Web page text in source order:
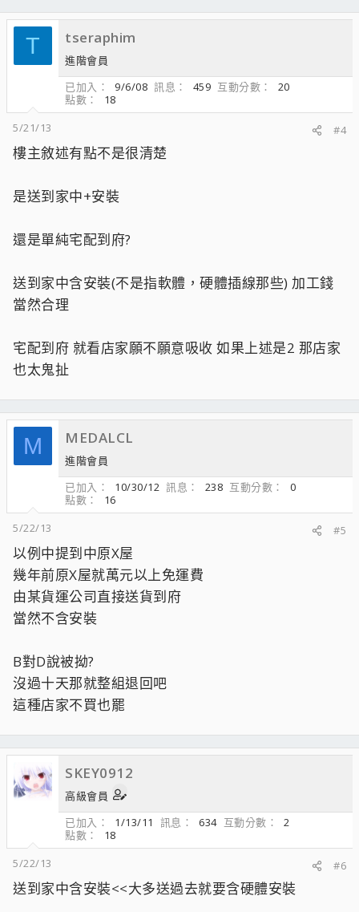
T tseraphim
進階會員
已加入
9/6/08 訊息 459 互動分數
20
點數
18
5/21/13
#4
樓主敘述有點不是很清楚
是送到家中+安裝
還是單純宅配到府?
送到家中含安裝(不是指軟體，硬體插線那些) 加工錢
當然合理
宅配到府 就看店家願不願意吸收 如果上述是2 那店家
也太鬼扯
M MEDALCL
進階會員
已加入
10/30/12 訊息 238 互動分數
0
點數
16
5/22/13
#5
以例中提到中原X屋
幾年前原X屋就萬元以上免運費
由某貨運公司直接送貨到府
當然不含安裝
B對D說被拗?
沒過十天那就整組退回吧
這種店家不買也罷
SKEY0912
高級會員
已加入
1/13/11 訊息 634 互動分數
2
點數
18
5/22/13
#6
送到家中含安裝<<大多送過去就要含硬體安裝